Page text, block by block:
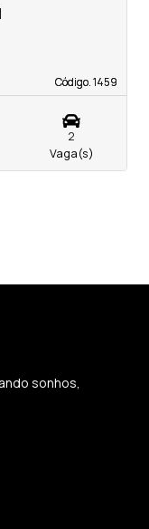
Código. 1459
Código. 1459
2
Vaga(s)
sonhos,